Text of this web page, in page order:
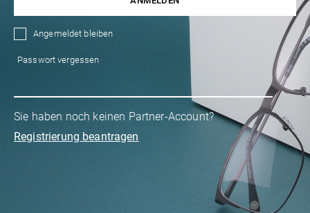
Angemeldet bleiben
Passwort vergessen
Sie haben noch keinen Partner-Account?
Registrierung beantragen